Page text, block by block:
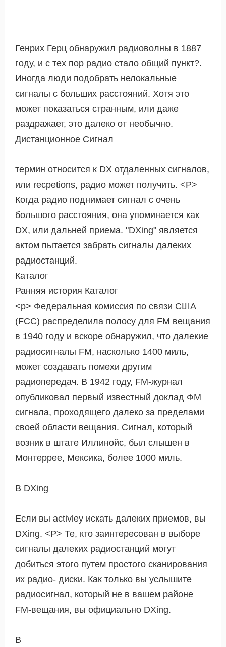
Генрих Герц обнаружил радиоволны в 1887
году, и с тех пор радио стало общий пункт?.
Иногда люди подобрать нелокальные
сигналы с больших расстояний. Хотя это
может показаться странным, или даже
раздражает, это далеко от необычно.
Дистанционное Сигнал
термин относится к DX отдаленных сигналов,
или recpetions, радио может получить. <Р>
Когда радио поднимает сигнал с очень
большого расстояния, она упоминается как
DX, или дальней приема. "DXing" является
актом пытается забрать сигналы далеких
радиостанций.
Каталог
Ранняя история Каталог
<р> Федеральная комиссия по связи США
(FCC) распределила полосу для FM вещания
в 1940 году и вскоре обнаружил, что далекие
радиосигналы FM, насколько 1400 миль,
может создавать помехи другим
радиопередач. В 1942 году, FM-журнал
опубликовал первый известный доклад ФМ
сигнала, проходящего далеко за пределами
своей области вещания. Сигнал, который
возник в штате Иллинойс, был слышен в
Монтеррее, Мексика, более 1000 миль.
В DXing
Если вы activley искать далеких приемов, вы
DXing. <Р> Те, кто заинтересован в выборе
сигналы далеких радиостанций могут
добиться этого путем простого сканирования
их радио- диски. Как только вы услышите
радиосигнал, который не в вашем районе
FM-вещания, вы официально DXing.
В